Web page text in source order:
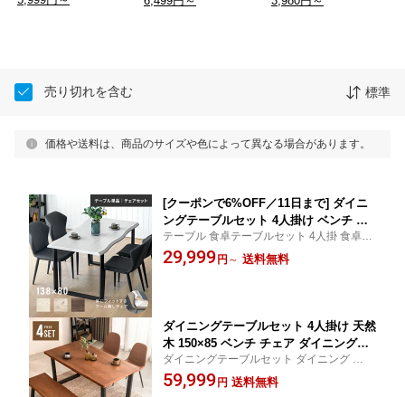
売り切れを含む 標準
価格や送料は、商品のサイズや色によって異なる場合があります。
[クーポンで6%OFF／11日まで] ダイニ
ングテーブルセット 4人掛け ベンチ ダ
イニングテーブル ダイニングセット お
しゃれ 5点セット 4点セット 食卓 138×8
テーブル 食卓テーブルセット 4人掛 食卓テ
ーブル 5点 セット ヴィンテージ 調 レザー 4
人 イス 椅子 チェア付き 138cm ホワイト ブ
29,999 円 ～ 送料無料
ダイニングテーブルセット 4人掛け 天然
木 150×85 ベンチ チェア ダイニングテ
ーブル ダイニングセット ダイニング テ
ーブル チェアセット オーク アカシア
ダイニングテーブルセット ダイニング 食卓
テーブル テーブル オーク材 イス 椅子 チェ
ア付き ベンチ
59,999 円 送料無料